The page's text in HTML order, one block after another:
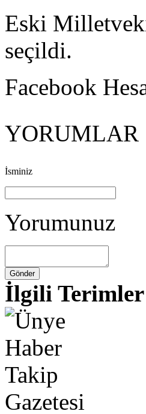
Eski
seçildi.
Facebook
YORUMLAR
İsminiz
Yorumunuz
İlgili